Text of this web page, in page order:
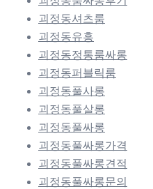
괴정동셔츠룸
괴정동유흥
괴정동정통룸싸롱
괴정동퍼블릭룸
괴정동풀사롱
괴정동풀살롱
괴정동풀싸롱
괴정동풀싸롱가격
괴정동풀싸롱견적
괴정동풀싸롱문의